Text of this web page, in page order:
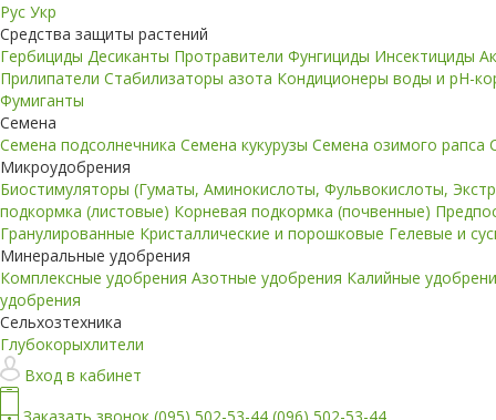
Рус Укр
Средства защиты растений
Гербициды Десиканты Протравители Фунгициды Инсектициды
Прилипатели Стабилизаторы азота Кондиционеры воды и pH-
Фумиганты
Семена
Семена подсолнечника Семена кукурузы Семена озимого рапса
Микроудобрения
Биостимуляторы (Гуматы, Аминокислоты, Фульвокислоты,
подкормка (листовые) Корневая подкормка (почвенные)
Гранулированные Кристаллические и порошковые Гелевые и
Минеральные удобрения
Комплексные удобрения Азотные удобрения Калийные
удобрения
Сельхозтехника
Глубокорыхлители
Вход в кабинет